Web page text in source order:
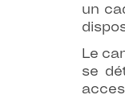
un
Le
se